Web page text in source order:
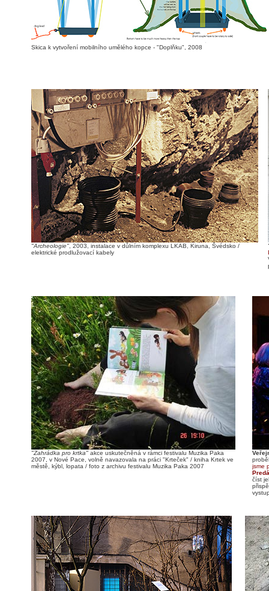
"Archeologie" , 2003, instalace v důlním komplexu LKAB, Kiruna, Švédsko /
elektrické prodlužovací kabely
jsme
číst
"Zahrádka pro krtka" akce uskutečněná v rámci festivalu Muzika Paka
2007, v Nové Pace, volně navazovala na práci "Krteček" / kniha Krtek ve
městě, kýbl, lopata / foto z archivu festivalu Muzika Paka 2007
Skica k vytvoření mobilního umělého kopce - "Doplňku", 2008